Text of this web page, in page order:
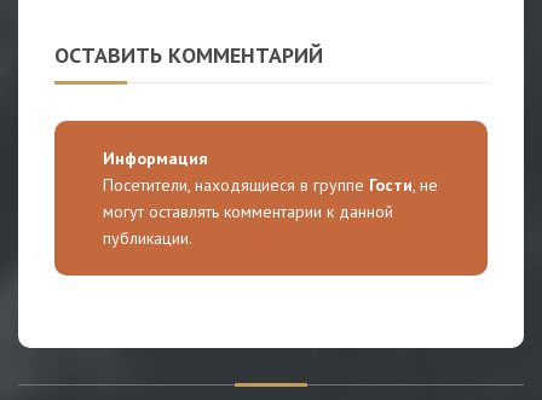
ОСТАВИТЬ КОММЕНТАРИЙ
Информация
Посетители, находящиеся в группе Гости, не
могут оставлять комментарии к данной
публикации.